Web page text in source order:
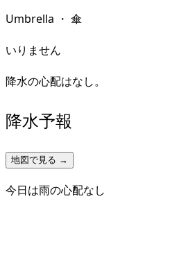
Umbrella ・ 傘
いりません
降水の心配はなし。
降水予報
地図で見る →
今日は雨の心配なし